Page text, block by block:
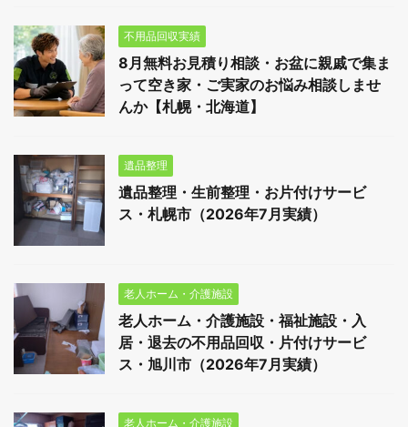
不用品回収実績
8月無料お見積り相談・お盆に親戚で集ま
って空き家・ご実家のお悩み相談しませ
んか【札幌・北海道】
遺品整理
遺品整理・生前整理・お片付けサービ
ス・札幌市（2026年7月実績）
老人ホーム・介護施設
老人ホーム・介護施設・福祉施設・入
居・退去の不用品回収・片付けサービ
ス・旭川市（2026年7月実績）
老人ホーム・介護施設